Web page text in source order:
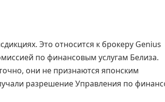
Это относится к брокеру Genius
по финансовым услугам Белиза.
они не признаются японским
разрешение Управления по